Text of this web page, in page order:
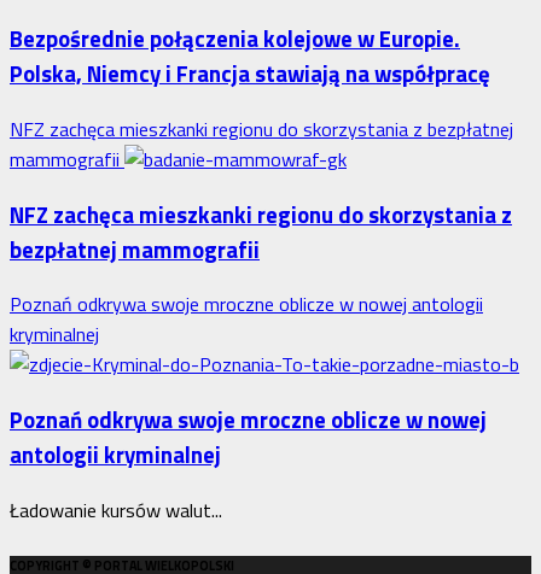
Interwencja
Rzecznika
po
błędnym
odsetek.
WSA
decyzję
Bezpośrednie połączenia kolejowe w Europie.
Polska, Niemcy i Francja stawiają na współpracę
NFZ zachęca mieszkanki regionu do skorzystania z bezpłatnej
mammografii
NFZ zachęca mieszkanki regionu do skorzystania z
bezpłatnej mammografii
Poznań odkrywa swoje mroczne oblicze w nowej antologii
kryminalnej
Poznań odkrywa swoje mroczne oblicze w nowej
antologii kryminalnej
Ładowanie kursów walut...
COPYRIGHT © PORTAL WIELKOPOLSKI